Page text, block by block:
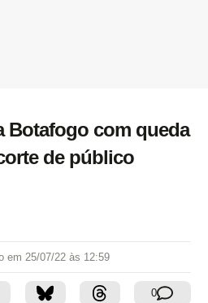
Botafogo com queda
de público
em 25/07/22 às 12:59
0